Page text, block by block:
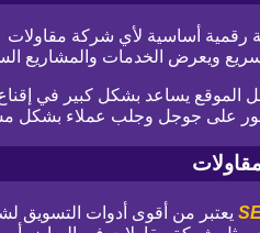
رقمية أساسية لأي شركة مقاولات
ويعرض الخدمات والمشاريع
يساعد بشكل كبير في إقناع
على جوجل وجلب عملاء بشكل
يعتبر من أقوى أدوات التسويق